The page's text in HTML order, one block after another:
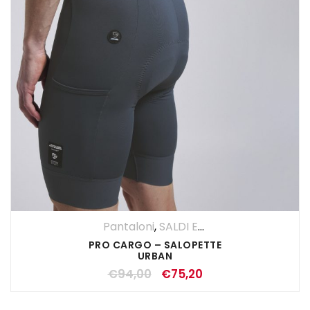
Pantaloni, SALDI ESTIVI
PRO CARGO – SALOPETTE
URBAN
€94,00 €75,20